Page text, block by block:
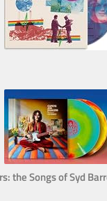
the Songs of Syd